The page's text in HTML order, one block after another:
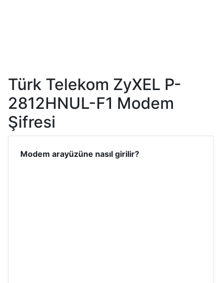
Türk Telekom ZyXEL P-
2812HNUL-F1 Modem
Şifresi
Modem arayüzüne nasıl girilir?